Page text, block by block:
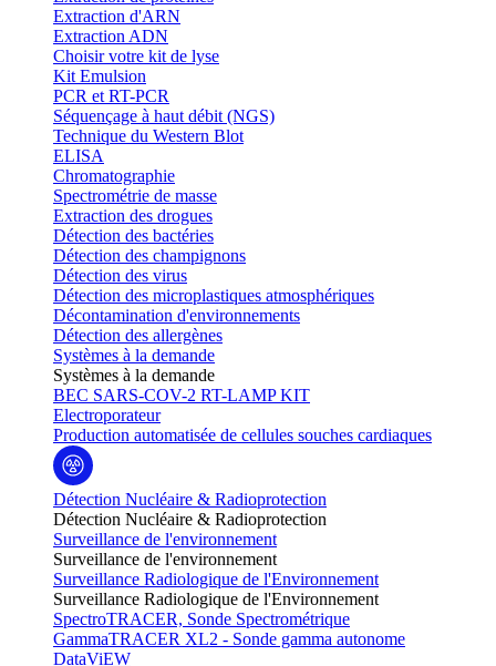
Extraction d'ARN
Extraction ADN
Choisir votre kit de lyse
Kit Emulsion
PCR et RT-PCR
Séquençage à haut débit (NGS)
Technique du Western Blot
ELISA
Chromatographie
Spectrométrie de masse
Extraction des drogues
Détection des bactéries
Détection des champignons
Détection des virus
Détection des microplastiques atmosphériques
Décontamination d'environnements
Détection des allergènes
Systèmes à la demande
Systèmes à la demande
BEC SARS-COV-2 RT-LAMP KIT
Electroporateur
Production automatisée de cellules souches cardiaques
Détection Nucléaire & Radioprotection
Détection Nucléaire & Radioprotection
Surveillance de l'environnement
Surveillance de l'environnement
Surveillance Radiologique de l'Environnement
Surveillance Radiologique de l'Environnement
SpectroTRACER, Sonde Spectrométrique
GammaTRACER XL2 - Sonde gamma autonome
DataViEW